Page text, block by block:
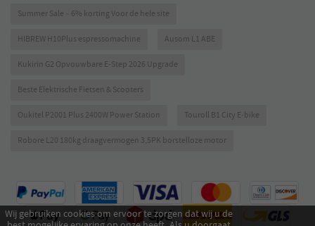
Wij gebruiken cookies om ervoor te zorgen dat wij u de
Summer Sale – 6% korting Voor de hele site
HIBREW H10Plus espressomachine Ausom L1 ABE
Kukirin G2 Opvouwbare E-Step 2026 Upgrade
Beste Elektrische Fietsen & Scooters
Oukitel P2001 Plus 2400W Power Station Touroll B1 City E-bike
Robore L20 180kg draagvermogen 3,5PK borstelloze motor